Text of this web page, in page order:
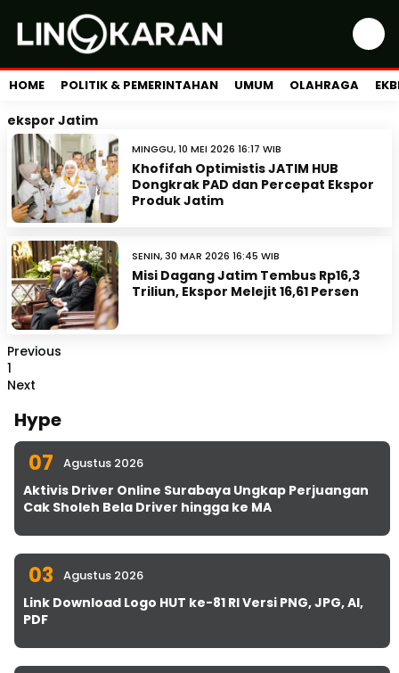
HOME POLITIK & PEMERINTAHAN UMUM OLAHRAGA
ekspor Jatim
MINGGU, 10 MEI 2026 16:17 WIB
Khofifah Optimistis JATIM HUB
Dongkrak PAD dan Percepat Ekspor
Produk Jatim
SENIN, 30 MAR 2026 16:45 WIB
Misi Dagang Jatim Tembus Rp16,3
Triliun, Ekspor Melejit 16,61 Persen
Previous
1
Next
Hype
07 Agustus 2026
Aktivis Driver Online Surabaya Ungkap Perjuangan
Cak Sholeh Bela Driver hingga ke MA
03 Agustus 2026
Link Download Logo HUT ke-81 RI Versi PNG, JPG, AI,
PDF